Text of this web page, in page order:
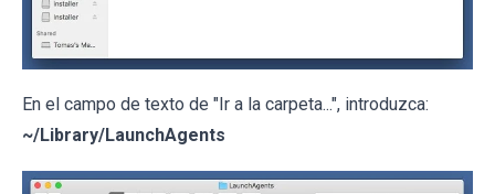
En el campo de texto de "Ir a la carpeta...", introduzca:
~/Library/LaunchAgents